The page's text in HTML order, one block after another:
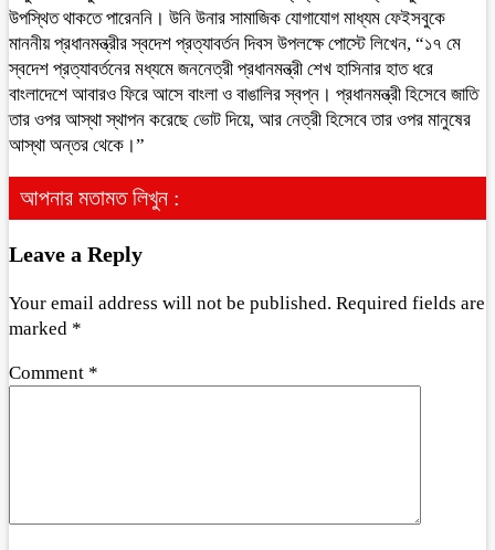
উপস্থিত থাকতে পারেননি। উনি উনার সামাজিক যোগাযোগ মাধ্যম ফেইসবুকে
মাননীয় প্রধানমন্ত্রীর স্বদেশ প্রত্যাবর্তন দিবস উপলক্ষে পোস্টে লিখেন, “১৭ মে
স্বদেশ প্রত্যাবর্তনের মধ্যমে জননেত্রী প্রধানমন্ত্রী শেখ হাসিনার হাত ধরে
বাংলাদেশে আবারও ফিরে আসে বাংলা ও বাঙালির স্বপ্ন। প্রধানমন্ত্রী হিসেবে জাতি
তার ওপর আস্থা স্থাপন করেছে ভোট দিয়ে, আর নেত্রী হিসেবে তার ওপর মানুষের
আস্থা অন্তর থেকে।”
আপনার মতামত লিখুন :
Leave a Reply
Your email address will not be published. Required fields are
marked *
Comment *